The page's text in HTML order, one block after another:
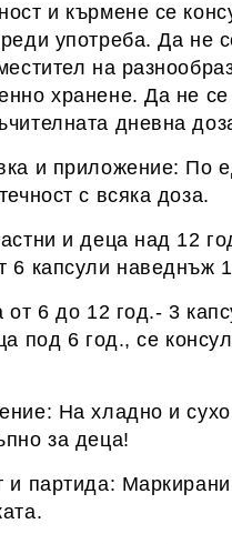
и кърмене се
употреба. Да не
на
хранене. Да не
дневна
и приложение: По
с всяка доза.
и деца над 12
6 капсули наведнъж
от 6 до 12 год.- 3
под 6 год., се
На хладно и
за деца!
и партида: